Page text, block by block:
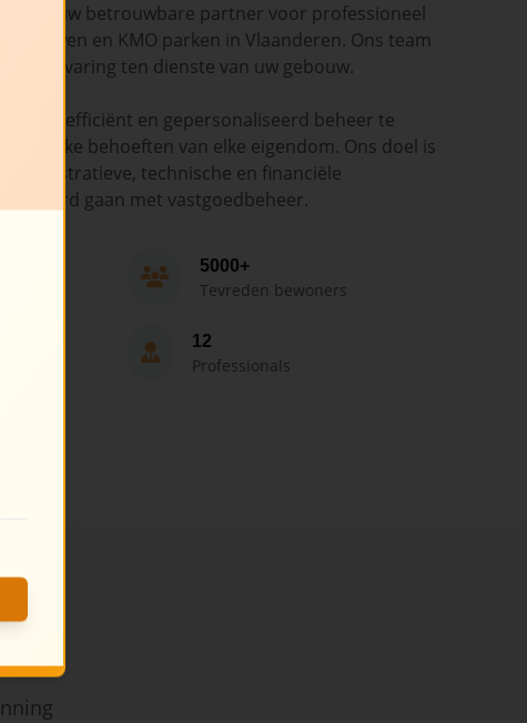
uw betrouwbare partner voor professioneel
en KMO parken in Vlaanderen. Ons team
en ervaring ten dienste van uw gebouw.
efficiënt en gepersonaliseerd beheer te
behoeften van elke eigendom. Ons doel is
technische en financiële
gepaard gaan met vastgoedbeheer.
5000+
Tevreden bewoners
12
Professionals